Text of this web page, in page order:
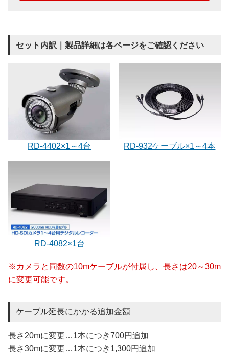
セット内訳｜製品詳細は各ページをご確認ください
RD-4402×1～4台 RD-932ケーブル×1～4本
RD-4082×1台
※カメラと同数の10mケーブルが付属し、長さは20～30m
に変更可能です。
ケーブル延長にかかる追加金額
長さ20mに変更…1本につき700円追加
長さ30mに変更…1本につき1,300円追加